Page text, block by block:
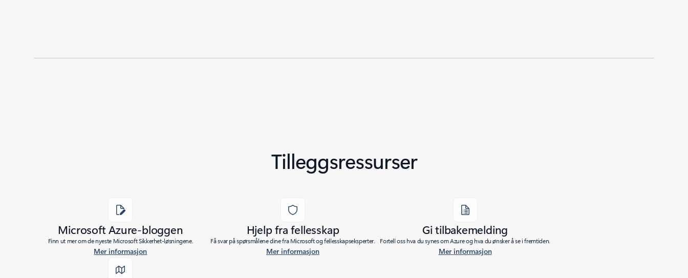
10/13/2020
Tilleggsressurser
Microsoft Azure-bloggen
Finn ut mer om de nyeste Microsoft Sikkerhet-løsningene.
Mer informasjon
Hjelp fra fellesskap
Få svar på spørsmålene dine fra Microsoft og fellesskapseksperter.
Mer informasjon
Gi tilbakemelding
Fortell oss hva du synes om Azure og hva du ønsker å se i fremtiden.
Mer informasjon